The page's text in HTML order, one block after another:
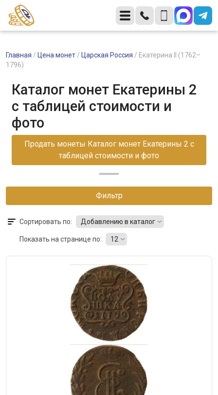
Главная / Цена монет / Царская Россия / Екатерина II (1762–
1796)
Каталог монет Екатерины 2
с таблицей стоимости и
фото
Продать монеты Каталог монет Екатерины 2 с
таблицей стоимости и фото
Фильтр
Сортировать по: Добавлению в каталог
Показать на странице по: 12